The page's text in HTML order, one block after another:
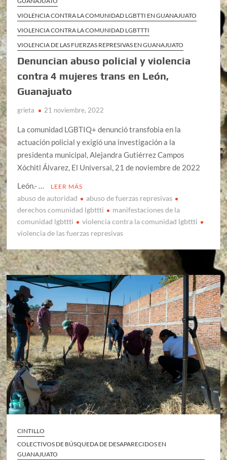
VIOLENCIA CONTRA LA COMUNIDAD LGBTTI EN GUANAJUATO
VIOLENCIA CONTRA LA COMUNIDAD LGBTTTI
VIOLENCIA DE LAS FUERZAS REPRESIVAS EN GUANAJUATO
Denuncian abuso policial y violencia
contra 4 mujeres trans en León,
Guanajuato
grieta 21 noviembre, 2022
La comunidad LGBTIQ+ denunció transfobia en la
actuación policial y exigió una investigación a la
presidenta municipal, Alejandra Gutiérrez Campos
Xóchitl Álvarez, El Universal, 21 de noviembre de 2022
León.- …
LEER MÁS
abuso de autoridad
abuso de fuerzas represivas
derechos comunidad lgbttti
manifestaciones de la
comunidad lgbttti
violencia contra la comunidad lgbttti
violencia de las fuerzas represivas
CINTILLO
COLECTIVOS DE BÚSQUEDA DE DESAPARECIDOS EN
GUANAJUATO